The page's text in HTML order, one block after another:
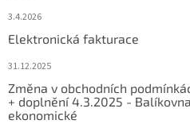
3.4.2026
Elektronická fakturace
31.12.2025
Změna v obchodních
+ doplnění 4.3.2025 -
ekonomické